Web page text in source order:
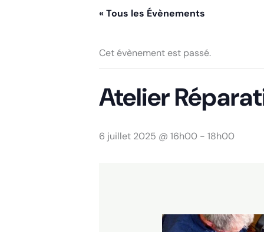
« Tous les Évènements
Cet évènement est passé.
Atelier
6 juillet 2025 @ 16h00 - 18h00